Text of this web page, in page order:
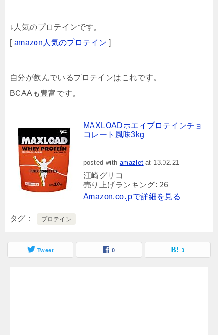
↓人気のプロテインです。
[ amazon人気のプロテイン ]
自分が飲んでいるプロテインはこれです。
BCAAも豊富です。
MAXLOADホエイプロテインチョ
コレート風味3kg
posted with amazlet at 13.02.21
江崎グリコ
売り上げランキング: 26
Amazon.co.jpで詳細を見る
タグ プロテイン
Tweet 0 0